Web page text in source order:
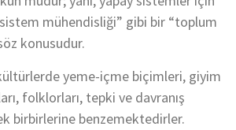
mühendisliği” gibi bir “toplum
konusudur.
yeme-içme biçimleri, giyim
folklorları, tepki ve davranış
birbirlerine benzemektedirler.